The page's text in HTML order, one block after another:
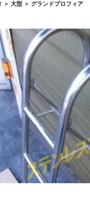
＞ 大型 ＞ グランドプロフィア